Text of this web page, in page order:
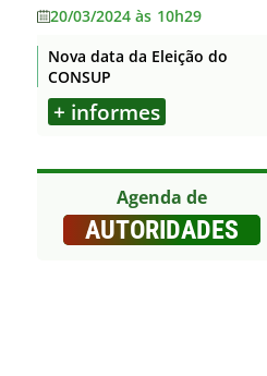
Lei Geral de Proteção de Dados
Flexibilização de Jornada de
Trabalho TAE
Outros
20/03/2024 às 10h29
Nova data da Eleição do
CONSUP
+ informes
Agenda de
AUTORIDADES